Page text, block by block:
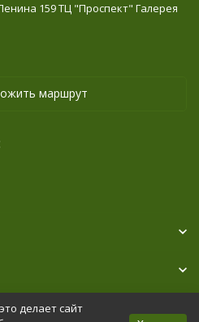
159 ТЦ "Проспект" Галерея
маршрут
делает сайт